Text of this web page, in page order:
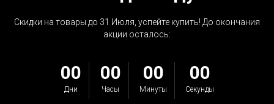
Скидки на товары до 31 Июля, успейте купить! До окончания
акции осталось:
00
Дни
00
Часы
00
Минуты
00
Секунды